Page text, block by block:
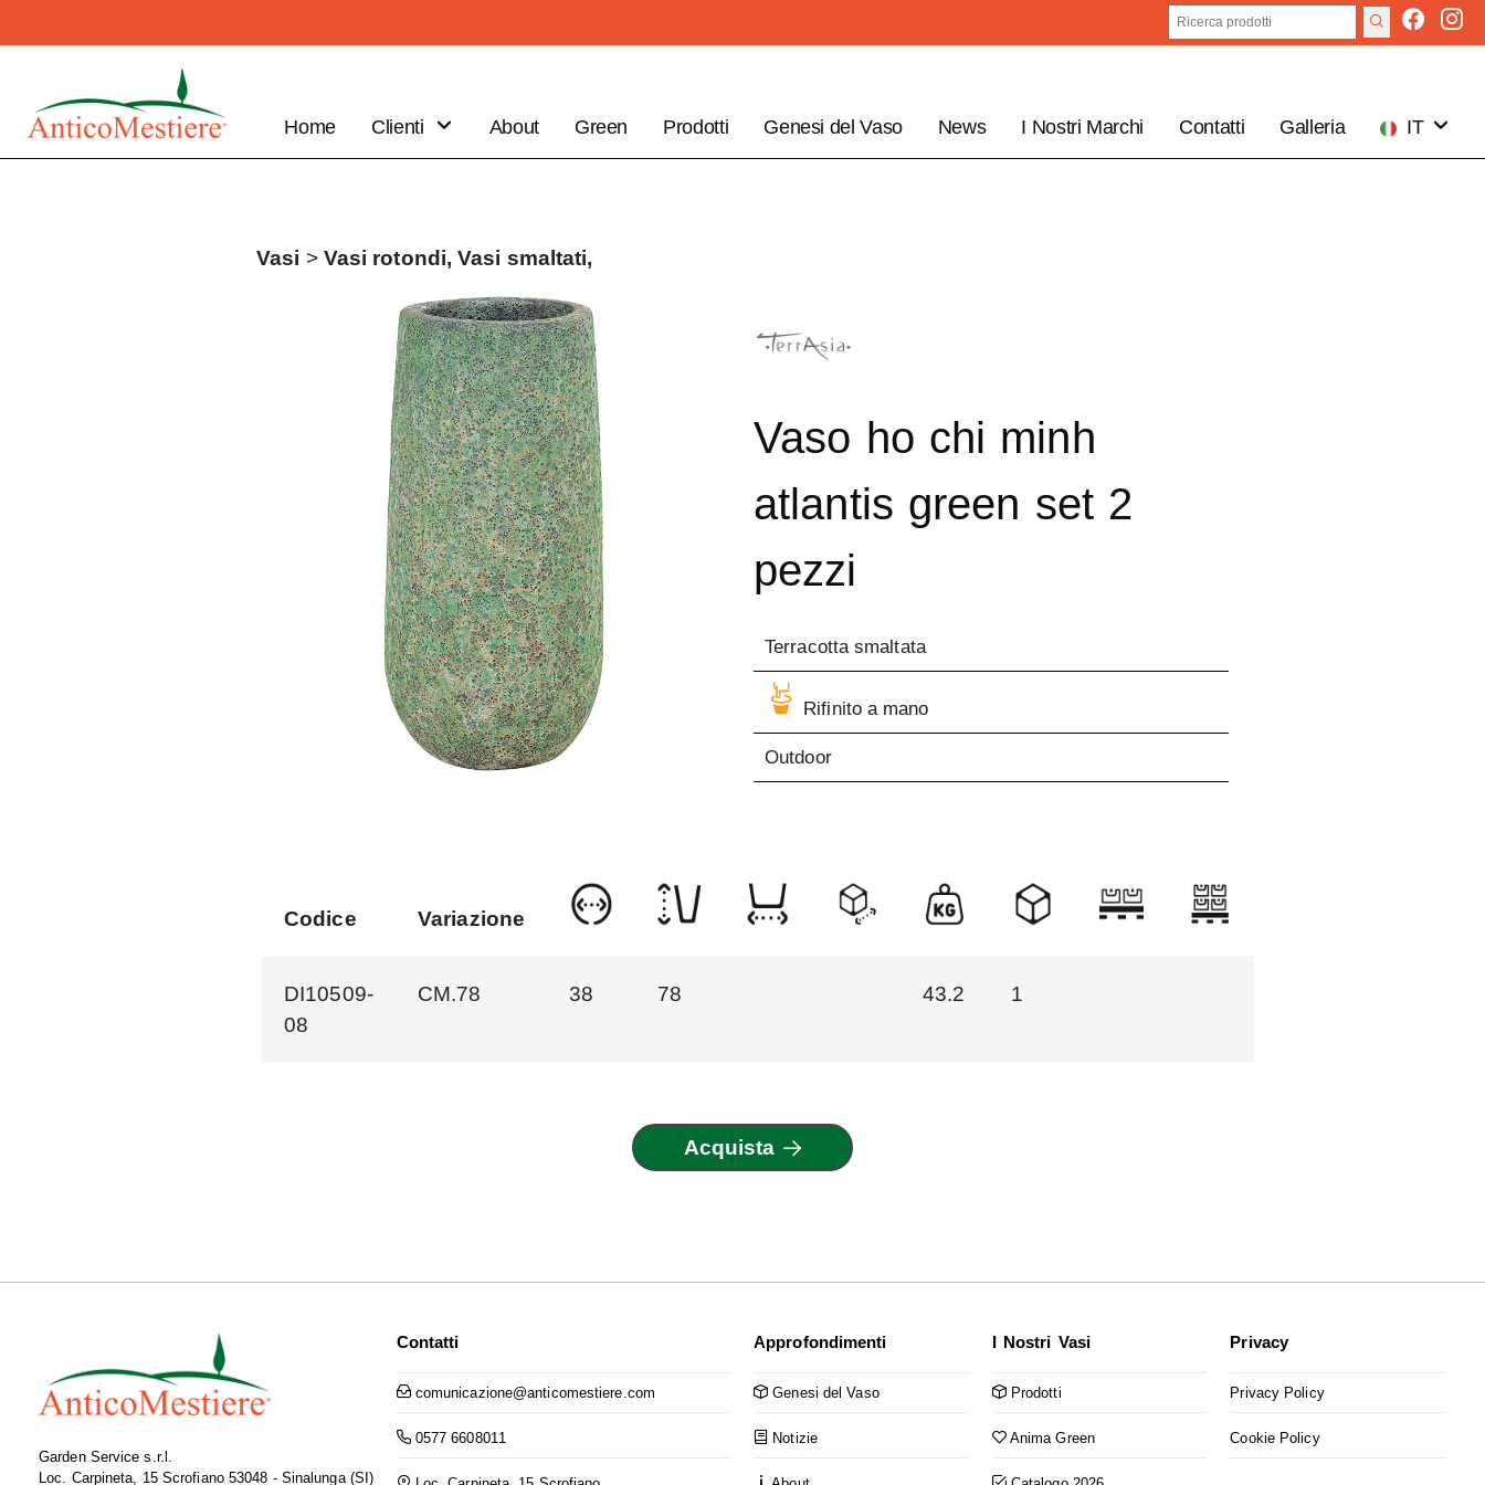
Home
Clienti
ordine
About Green Prodotti Genesi del Vaso News I Nostri Marchi Contatti Galleria
IT
Vasi > Vasi rotondi,Vasi smaltati,
Vaso ho chi minh
atlantis green set 2
pezzi
Terracotta smaltata
Rifinito a mano
Outdoor
Codice Variazione
DI10509-
08
CM.78 38 78 43.2 1
Acquista
Garden Service s.r.l.
Loc. Carpineta, 15 Scrofiano 53048 - Sinalunga (SI)
Contatti
comunicazione@anticomestiere.com
0577 6608011
Approfondimenti
Genesi del Vaso
Notizie
I Nostri Vasi
Prodotti
Anima Green
Privacy
Privacy Policy
Cookie Policy